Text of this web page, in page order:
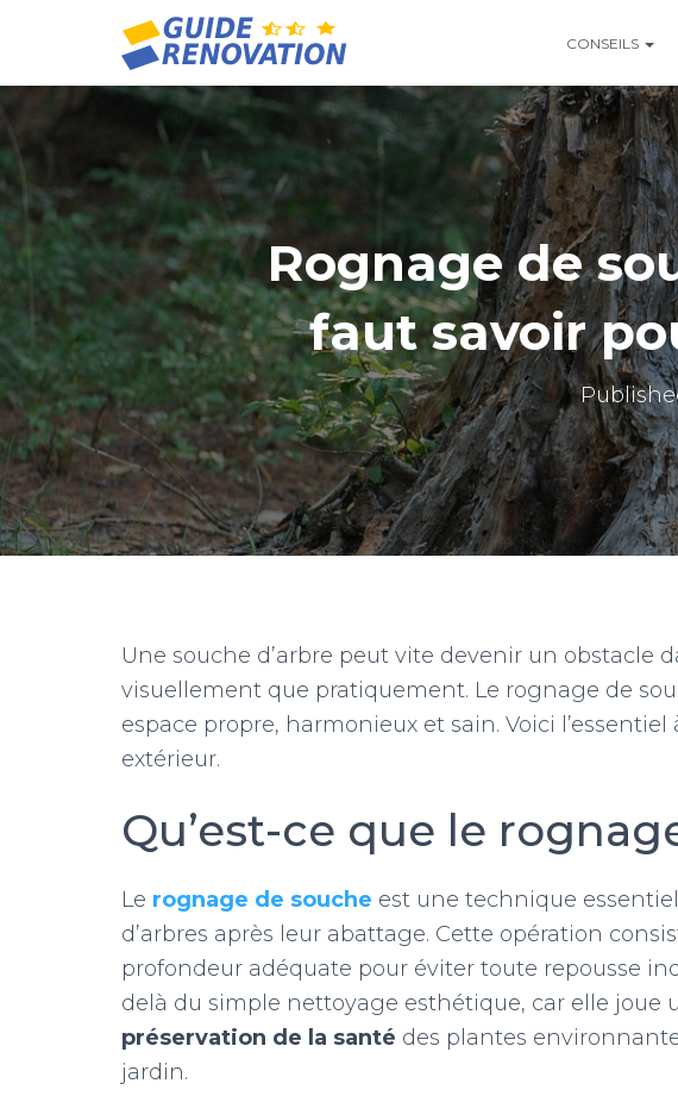
CONSEILS
Rognage de
faut savoir
Une souche d’arbre peut vite devenir un obstacle
visuellement que pratiquement. Le rognage de
espace propre, harmonieux et sain. Voici
extérieur.
Qu’est-ce que le
Le rognage de souche est une technique
d’arbres après leur abattage. Cette opération
profondeur adéquate pour éviter toute repousse
delà du simple nettoyage esthétique, car elle joue
préservation de la santé des plantes
jardin.